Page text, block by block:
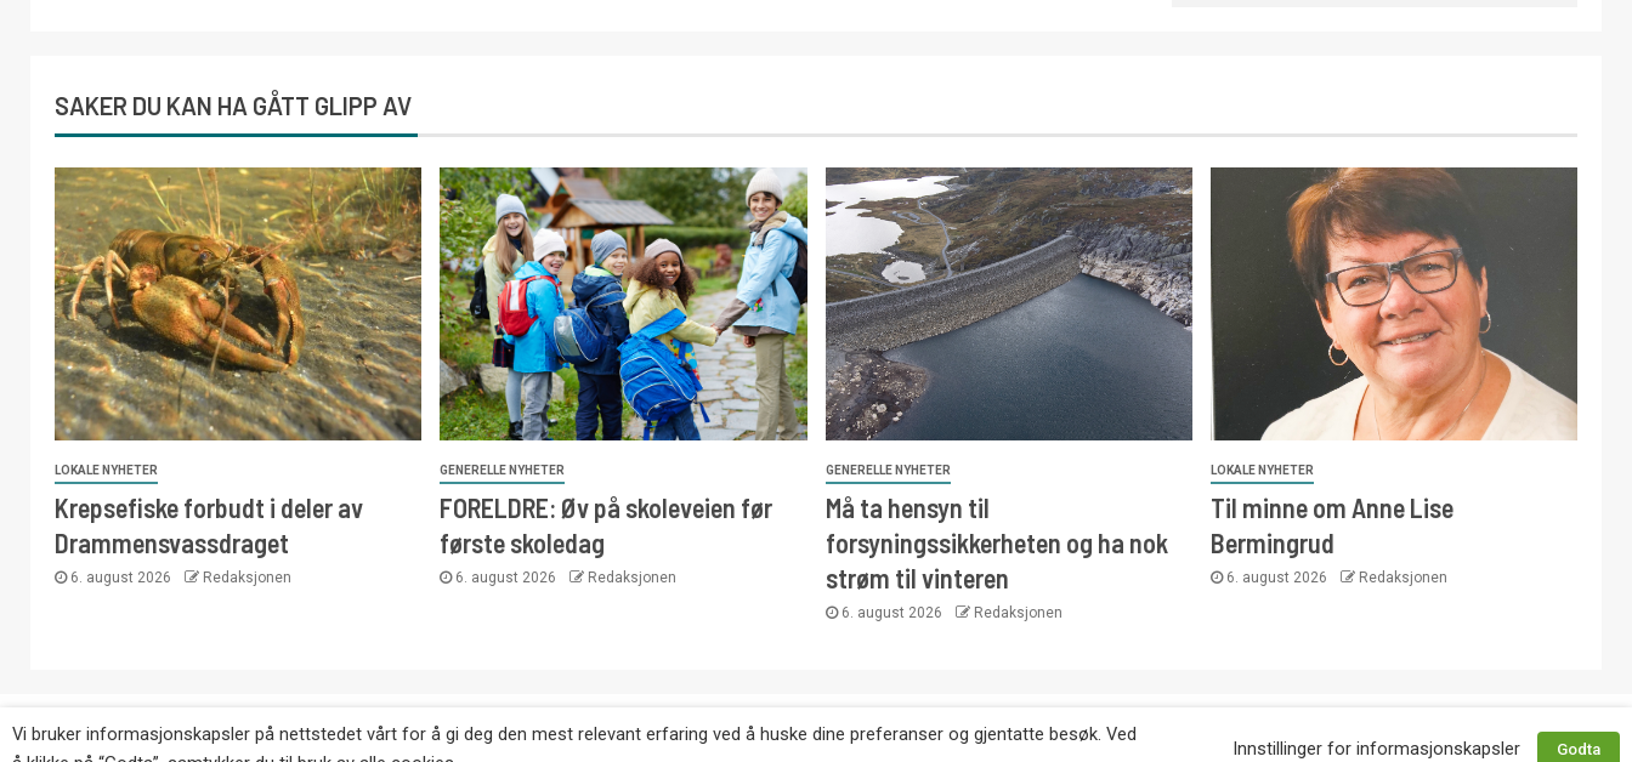
SAKER DU KAN HA GÅTT GLIPP AV
LOKALE NYHETER
Krepsefiske forbudt i deler av
Drammensvassdraget
6. august 2026 Redaksjonen
GENERELLE NYHETER
FORELDRE: Øv på skoleveien før
første skoledag
6. august 2026 Redaksjonen
GENERELLE NYHETER
Må ta hensyn til
forsyningssikkerheten og ha nok
strøm til vinteren
6. august 2026 Redaksjonen
LOKALE NYHETER
Til minne om Anne Lise
Bermingrud
6. august 2026 Redaksjonen
Copyright © Eikernytt.no utgis av Roy’s Pressetjeneste. Kopiering av tekst, bilder og annonser er ikke tillatt uten etter avtale med utgiver. Tlf. 92 63 86 82.
Vi bruker informasjonskapsler på nettstedet vårt for å gi deg den mest relevant erfaring ved å huske dine preferanser og gjentatte besøk. Ved
Innstillinger for informasjonskapsler Godta